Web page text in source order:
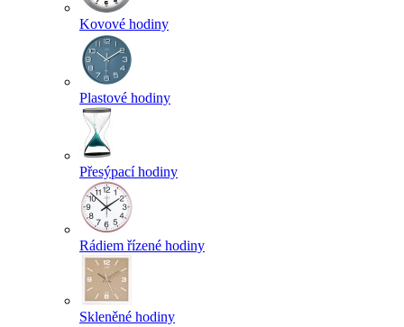
Kovové hodiny
Plastové hodiny
Přesýpací hodiny
Rádiem řízené hodiny
Skleněné hodiny